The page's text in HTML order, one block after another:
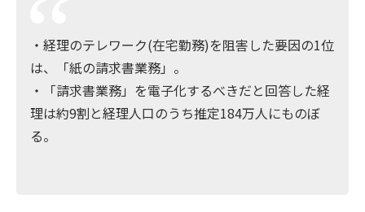
・経理のテレワーク(在宅勤務)を阻害した要因の1位
は、「紙の請求書業務」。
・「請求書業務」を電子化するべきだと回答した経
理は約9割と経理人口のうち推定184万人にものぼ
る。